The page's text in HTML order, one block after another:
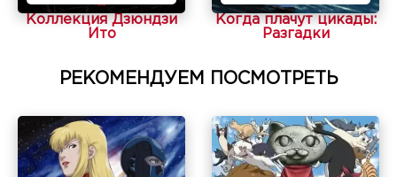
Коллекция Дзюндзи
Ито
Когда плачут цикады:
Разгадки
РЕКОМЕНДУЕМ ПОСМОТРЕТЬ